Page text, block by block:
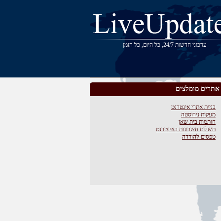
עדכוני חדשות 24/7, כל היום, כל הזמן
אתרים מומלצים
בניית אתרי אינטרנט
מעקות נירוסטה
חותמות בית שאן
תשלום חשבונות באינטרנט
טפסים להורדה